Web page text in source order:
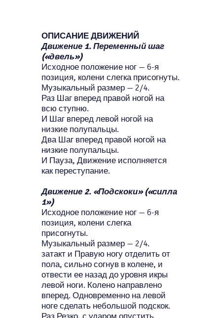
ОПИСАНИЕ ДВИЖЕНИЙ
Движение 1. Переменный шаг
(«двель»)
Исходное положение ног — 6-я
позиция, колени слегка присогнуты.
Музыкальный размер — 2/4.
Раз Шаг вперед правой ногой на
всю ступню.
И Шаг вперед левой ногой на
низкие полупальцы.
Два Шаг вперед правой ногой на
низкие полупальцы.
И Пауза, Движение исполняется
как переступание.
Движение 2. «Подскоки» («силла
1»)
Исходное положение ног — 6-я
позиция, колени слегка
присогнуты.
Музыкальный размер — 2/4.
затакт и Правую ногу отделить от
пола, сильно согнув в колене, и
отвести ее назад до уровня икры
левой ноги. Колено направлено
вперед. Одновременно на левой
ноге сделать небольшой подскок.